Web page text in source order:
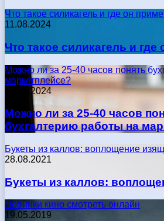
Что такое силикагель и где он
11.08.2024
Что такое силикагель и где
Можно ли за 25-40 часов понять
маркетплейсе?
17.05.2024
Можно ли за 25-40 часов
бухгалтерию работы на
Букеты из каллов: воплощение
28.08.2021
Букеты из каллов:
Новинки кино смотреть онлайн
19.05.2019